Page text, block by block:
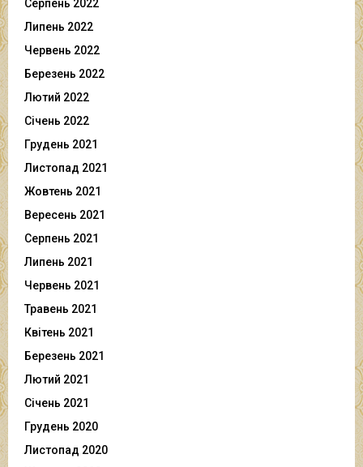
Серпень 2022
Липень 2022
Червень 2022
Березень 2022
Лютий 2022
Січень 2022
Грудень 2021
Листопад 2021
Жовтень 2021
Вересень 2021
Серпень 2021
Липень 2021
Червень 2021
Травень 2021
Квітень 2021
Березень 2021
Лютий 2021
Січень 2021
Грудень 2020
Листопад 2020